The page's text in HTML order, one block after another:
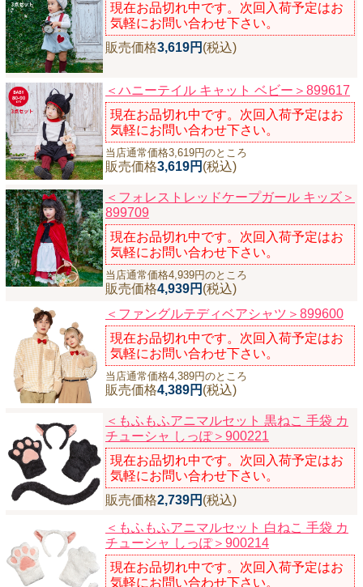
現在お品切れ中です。次回入荷予定はお
気軽にお問い合わせ下さい。
販売価格3,619円 (税込)
＜ハニーテイル キャット ベビー＞899617
現在お品切れ中です。次回入荷予定はお
気軽にお問い合わせ下さい。
当店通常価格3,619円のところ
販売価格3,619円 (税込)
＜フォレストレッドケープガール キッズ＞
899709
現在お品切れ中です。次回入荷予定はお
気軽にお問い合わせ下さい。
当店通常価格4,939円のところ
販売価格4,939円 (税込)
＜ファングルテディベアシャツ＞899600
現在お品切れ中です。次回入荷予定はお
気軽にお問い合わせ下さい。
当店通常価格4,389円のところ
販売価格4,389円 (税込)
＜もふもふアニマルセット 黒ねこ 手袋 カ
チューシャ しっぽ＞900221
現在お品切れ中です。次回入荷予定はお
気軽にお問い合わせ下さい。
販売価格2,739円 (税込)
＜もふもふアニマルセット 白ねこ 手袋 カ
チューシャ しっぽ＞900214
現在お品切れ中です。次回入荷予定はお
気軽にお問い合わせ下さい。